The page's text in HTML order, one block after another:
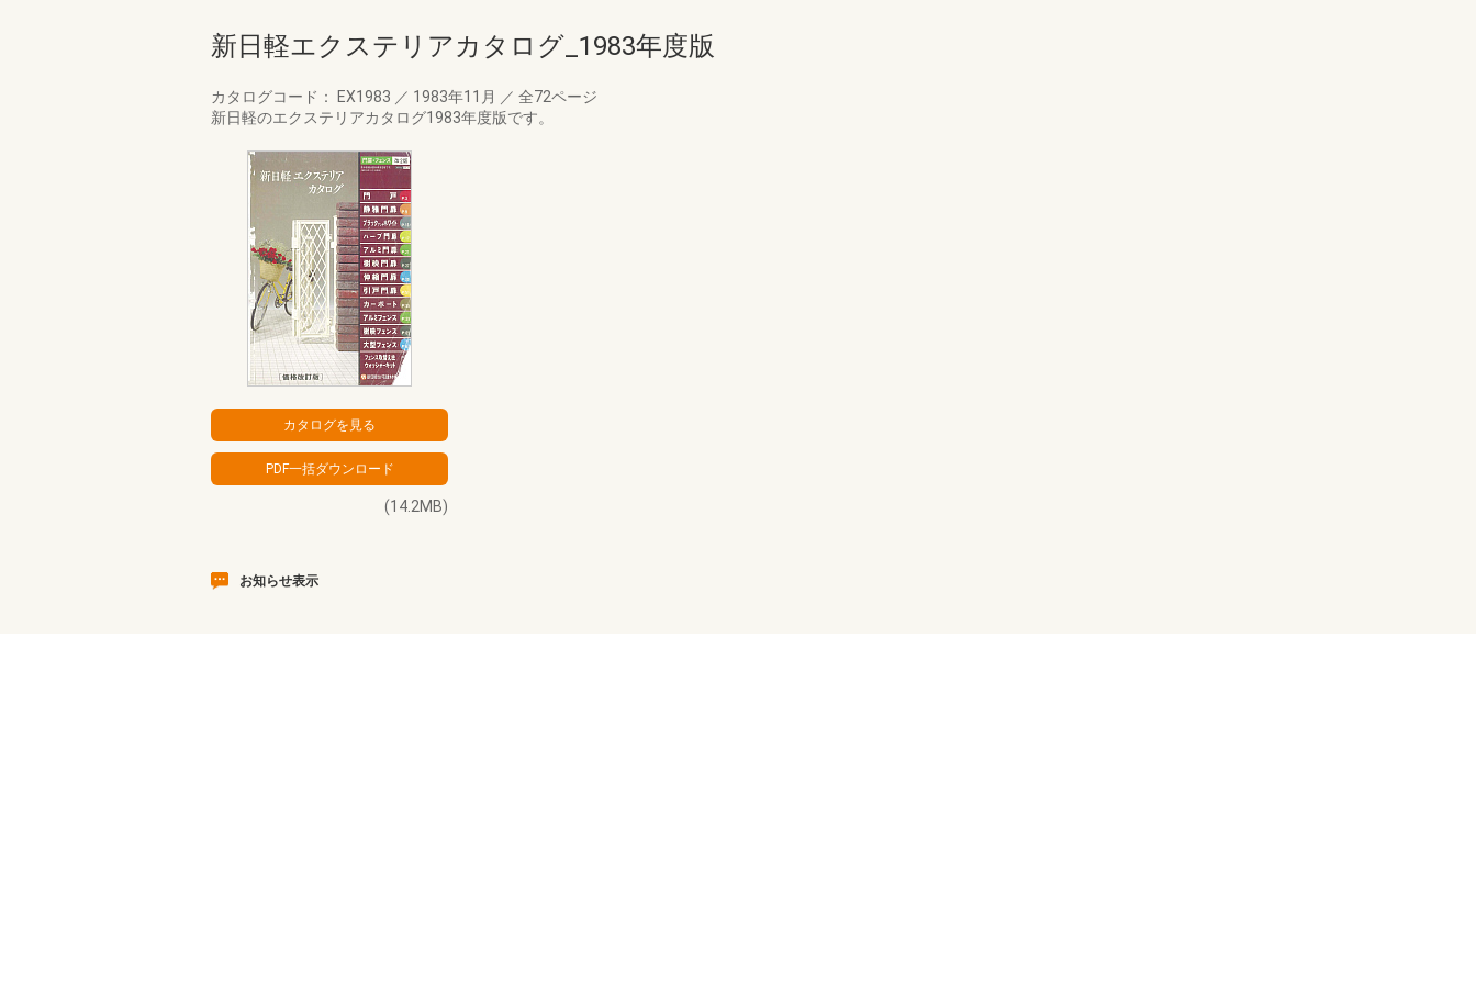
新日軽エクステリアカタログ_1983年度版
カタログコード： EX1983 ／ 1983年11月 ／ 全72ページ
新日軽のエクステリアカタログ1983年度版です。
(14.2MB)
お知らせ表示